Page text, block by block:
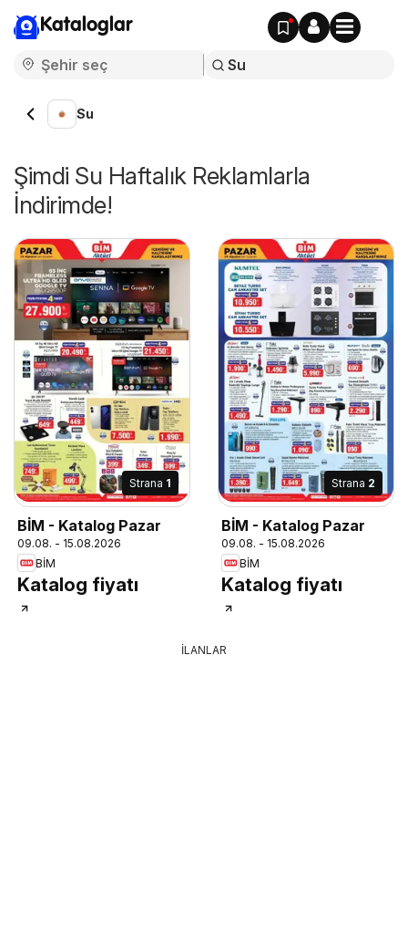
Kataloglar
Su
Şimdi Su Haftalık Reklamlarla
İndirimde!
Strana 1
BİM - Katalog Pazar
09.08. - 15.08.2026
BİM
Katalog fiyatı
Strana 2
BİM - Katalog Pazar
09.08. - 15.08.2026
BİM
Katalog fiyatı
İLANLAR